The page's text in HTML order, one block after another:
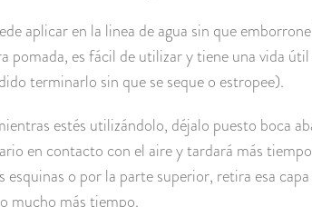
aplicar en la linea de agua sin que
pomada, es fácil de utilizar y tiene una vida
terminarlo sin que se seque o estropee).
estés utilizándolo, déjalo puesto boca
en contacto con el aire y tardará más
esquinas o por la parte superior, retira esa
mucho más tiempo.